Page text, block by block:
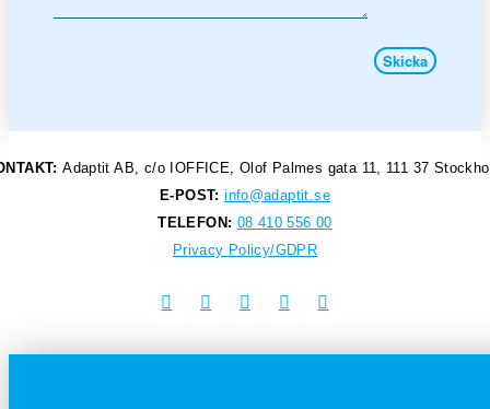
Adaptit AB, c/o IOFFICE, Olof Palmes gata 11, 111 37
E-POST:info@adaptit.se
TELEFON: 08 410 556 00
Privacy Policy/GDPR